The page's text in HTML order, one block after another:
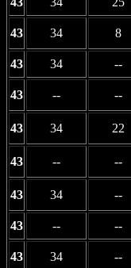
43 34 8
43 34 --
43 -- --
43 34 22
43 -- --
43 34 --
43 -- --
43 34 --